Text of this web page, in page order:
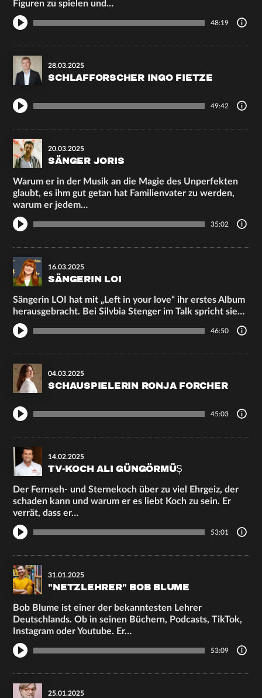
Figuren zu spielen und…
48:19
28.03.2025
SCHLAFFORSCHER INGO FIETZE
49:42
20.03.2025
SÄNGER JORIS
Warum er in der Musik an die Magie des Unperfekten
glaubt, es ihm gut getan hat Familienvater zu werden,
warum er jedem…
35:02
16.03.2025
SÄNGERIN LOI
Sängerin LOI hat mit „Left in your love“ ihr erstes Album
herausgebracht. Bei Silvbia Stenger im Talk spricht sie…
46:50
04.03.2025
SCHAUSPIELERIN RONJA FORCHER
45:03
14.02.2025
TV-KOCH ALI GÜNGÖRMÜŞ
Der Fernseh- und Sternekoch über zu viel Ehrgeiz, der
schaden kann und warum er es liebt Koch zu sein. Er
verrät, dass er…
53:01
31.01.2025
"NETZLEHRER" BOB BLUME
Bob Blume ist einer der bekanntesten Lehrer
Deutschlands. Ob in seinen Büchern, Podcasts, TikTok,
Instagram oder Youtube. Er…
53:09
25.01.2025